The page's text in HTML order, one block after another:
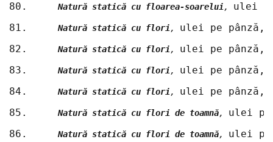
Natură statică cu floarea-soarelui, ulei
Natură statică cu flori, ulei pe pânză,
Natură statică cu flori, ulei pe pânză,
Natură statică cu flori, ulei pe pânză,
Natură statică cu flori, ulei pe pânză,
Natură statică cu flori de toamnă, ulei pe
Natură statică cu flori de toamnă, ulei pe